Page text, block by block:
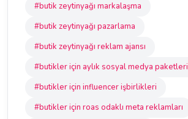
#butik zeytinyağı markalaşma
#butik zeytinyağı pazarlama
#butik zeytinyağı reklam ajansı
#butikler için aylık sosyal medya paketleri
#butikler için influencer işbirlikleri
#butikler için roas odaklı meta reklamları